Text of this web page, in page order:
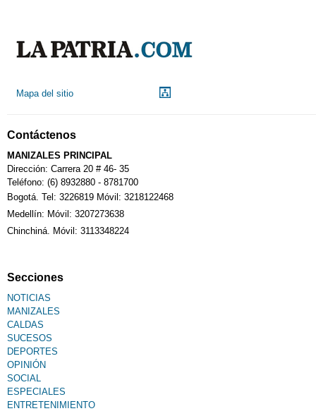
Mapa del sitio
Contáctenos
MANIZALES PRINCIPAL
Dirección: Carrera 20 # 46- 35
Teléfono: (6) 8932880 - 8781700
Bogotá. Tel: 3226819 Móvil: 3218122468
Medellín: Móvil: 3207273638
Chinchiná. Móvil: 3113348224
Secciones
NOTICIAS
MANIZALES
CALDAS
SUCESOS
DEPORTES
OPINIÓN
SOCIAL
ESPECIALES
ENTRETENIMIENTO